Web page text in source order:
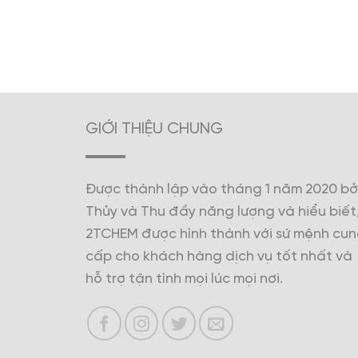
GIỚI THIỆU CHUNG
Được thành lập vào tháng 1 năm 2020
Thủy và Thu đầy năng lượng và hiểu
2TCHEM được hình thành với sứ mệnh
cấp cho khách hàng dịch vụ tốt nhất và
hỗ trợ tận tình mọi lúc mọi nơi.